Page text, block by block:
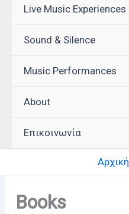
Live Music Experiences
Sound & Silence
Music Performances
About
Επικοινωνία
Αρχική
Books